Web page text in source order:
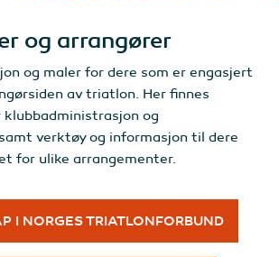
og arrangører
og maler for dere som er engasjert
av triatlon. Her finnes
og
verktøy og informasjon til dere
for ulike arrangementer.
I NORGES TRIATLONFORBUND